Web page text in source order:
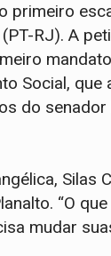
primeiro
RJ). A
Social, que
do senador
Silas
“O
mudar